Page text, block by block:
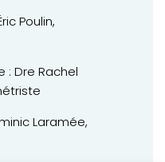
Poulin,
: Dre Rachel
Laramée,